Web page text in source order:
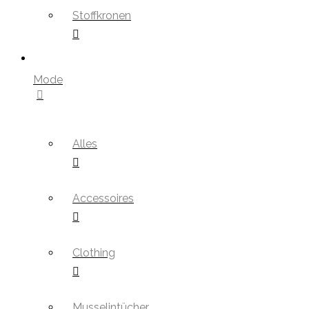
Stoffkronen
Mode
Alles
Accessoires
Clothing